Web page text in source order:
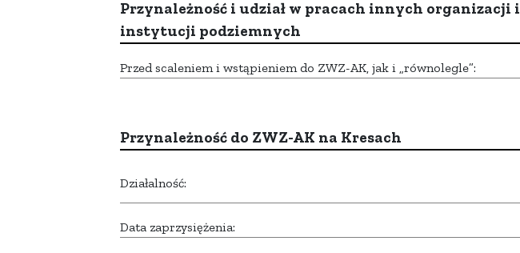
Przynależność i udział w pracach innych organizacji i
instytucji podziemnych
Przed scaleniem i wstąpieniem do ZWZ-AK, jak i „równolegle”:
Przynależność do ZWZ-AK na Kresach
Działalność:
Data zaprzysiężenia: